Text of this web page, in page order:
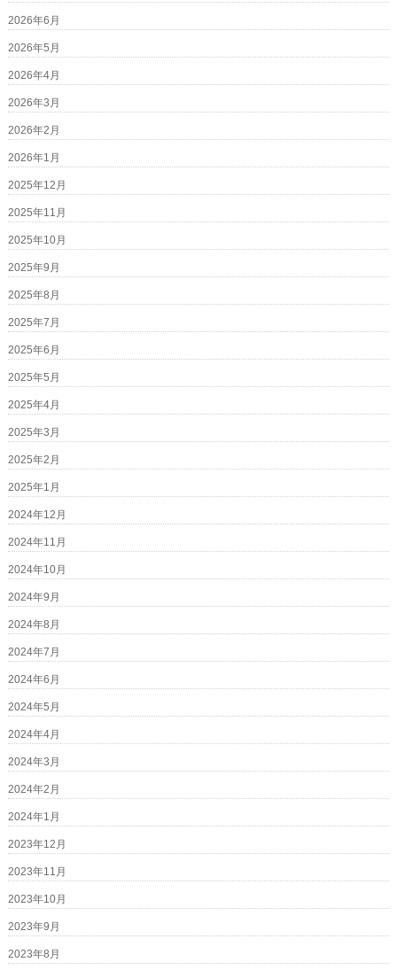
2026年6月
2026年5月
2026年4月
2026年3月
2026年2月
2026年1月
2025年12月
2025年11月
2025年10月
2025年9月
2025年8月
2025年7月
2025年6月
2025年5月
2025年4月
2025年3月
2025年2月
2025年1月
2024年12月
2024年11月
2024年10月
2024年9月
2024年8月
2024年7月
2024年6月
2024年5月
2024年4月
2024年3月
2024年2月
2024年1月
2023年12月
2023年11月
2023年10月
2023年9月
2023年8月